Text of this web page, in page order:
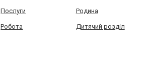
Послуги Родина
Робота Дитячий розділ